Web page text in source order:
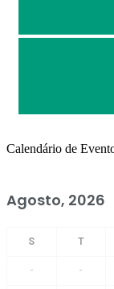
Calendário de
Agosto, 2026
- -